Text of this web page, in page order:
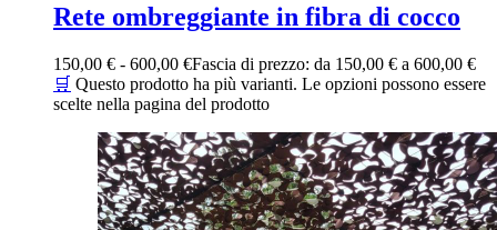
Rete ombreggiante in fibra di cocco
150,00 € - 600,00 €Fascia di prezzo: da 150,00 € a 600,00 €
🛒 Questo prodotto ha più varianti. Le opzioni possono essere
scelte nella pagina del prodotto